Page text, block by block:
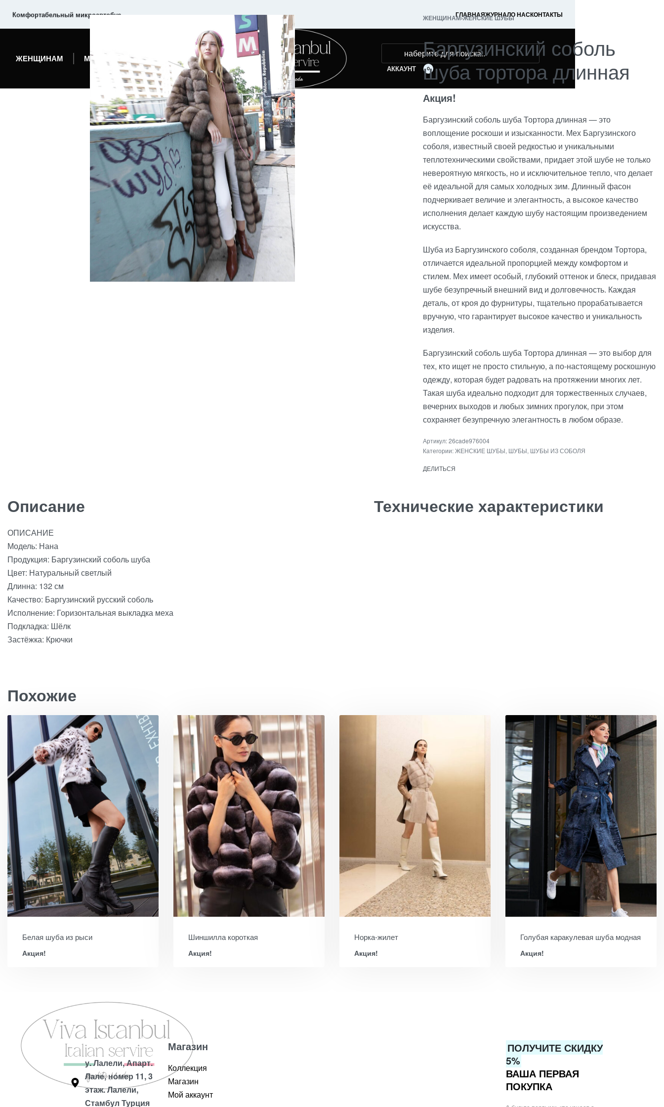
Комфортабельный микроавтобус ГЛАВНАЯЖУРНАЛО НАСКОНТАКТЫ
ЖЕНЩИНАМ МУЖЧИНАМ
АККАУНТ 0
ЖЕНЩИНАМ›ЖЕНСКИЕ ШУБЫ
Баргузинский соболь
шуба тортора длинная
Акция!
Баргузинский соболь шуба Тортора длинная — это
воплощение роскоши и изысканности. Мех Баргузинского
соболя, известный своей редкостью и уникальными
теплотехническими свойствами, придает этой шубе не только
невероятную мягкость, но и исключительное тепло, что делает
её идеальной для самых холодных зим. Длинный фасон
подчеркивает величие и элегантность, а высокое качество
исполнения делает каждую шубу настоящим произведением
искусства.
Шуба из Баргузинского соболя, созданная брендом Тортора,
отличается идеальной пропорцией между комфортом и
стилем. Мех имеет особый, глубокий оттенок и блеск, придавая
шубе безупречный внешний вид и долговечность. Каждая
деталь, от кроя до фурнитуры, тщательно прорабатывается
вручную, что гарантирует высокое качество и уникальность
изделия.
Баргузинский соболь шуба Тортора длинная — это выбор для
тех, кто ищет не просто стильную, а по-настоящему роскошную
одежду, которая будет радовать на протяжении многих лет.
Такая шуба идеально подходит для торжественных случаев,
вечерних выходов и любых зимних прогулок, при этом
сохраняет безупречную элегантность в любом образе.
26cade976004
Категории:ЖЕНСКИЕ ШУБЫ, ШУБЫ, ШУБЫ ИЗ СОБОЛЯ
ДЕЛИТЬСЯ
Описание
ОПИСАНИЕ
Модель: Нана
Продукция: Баргузинский соболь шуба
Цвет: Натуральный светлый
Длинна: 132 см
Качество: Баргузинский русский соболь
Исполнение: Горизонтальная выкладка меха
Подкладка: Шёлк
Застёжка: Крючки
Технические характеристики
Похожие
Белая шуба из рыси
Акция!
Шиншилла короткая
Акция!
Норка-жилет
Акция!
Голубая каракулевая шуба модная
Акция!
у. Лалели, Апарт.
Лале, номер 11, 3
этаж. Лалели,
Стамбул Турция
Магазин
Коллекция
Магазин
Мой аккаунт
ПОЛУЧИТЕ СКИДКУ
5%
ВАША ПЕРВАЯ
ПОКУПКА